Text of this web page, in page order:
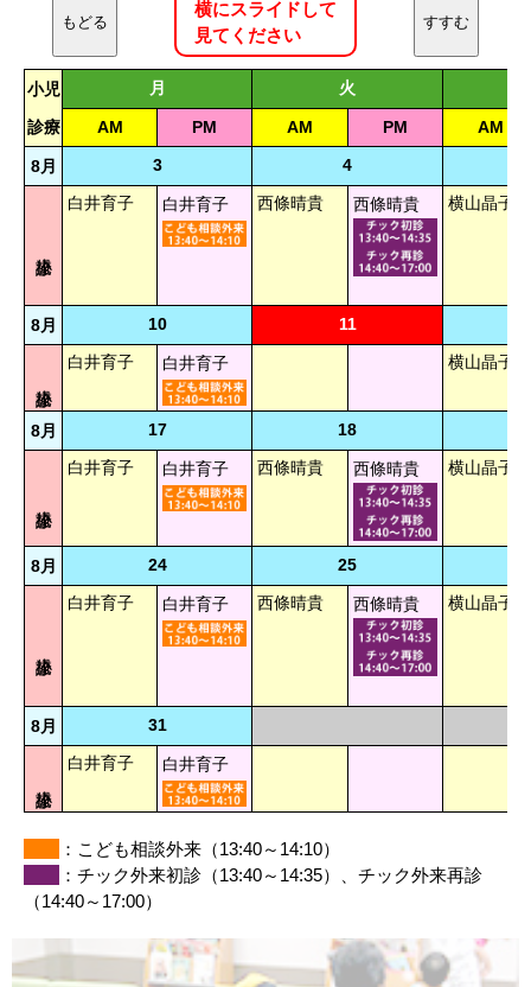
もどる
横にスライドして
見てください
すすむ
小児 月 火
診療 AM PM AM PM AM
8月 3
4
白井育子
白井育子 西條晴貴 西條晴貴 横山晶子
8月 10 11
白井育子
白井育子 横山晶子
8月 17 18
白井育子
白井育子 西條晴貴 西條晴貴 横山晶子
8月 24 25
白井育子
白井育子 西條晴貴 西條晴貴 横山晶子
8月
31
白井育子
白井育子
：こども相談外来（13:40～14:10）
：チック外来初診（13:40～14:35）、チック外来再診
（14:40～17:00）